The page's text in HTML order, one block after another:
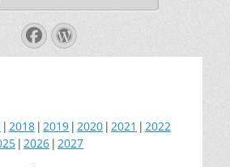
Facebook
WordPress
2018 2019 2020 2021
2022
2026 2027